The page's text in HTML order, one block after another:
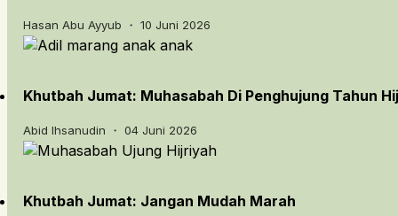
Hasan Abu Ayyub ・ 10 Juni 2026
Khutbah Jumat: Muhasabah Di Penghujung Tahun
Abid Ihsanudin ・ 04 Juni 2026
Khutbah Jumat: Jangan Mudah Marah